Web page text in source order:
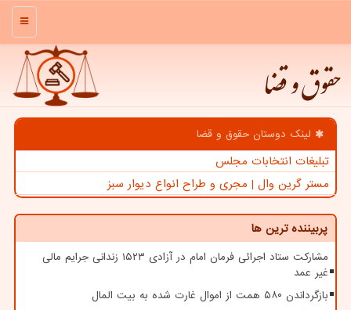
منو
حقوق و قضا
لینک دوستان حقوق و قضا
تبلیغات انتخابات مجلس
مستر گرین وال | مجری و طراح انواع دیوار سبز
پربیننده ترین ها
مشارکت ستاد اجرائی فرمان امام در آزادی ۱۵۲۳ زندانی جرایم مالی
غیر عمد
بازگرداندن ۵۸۰ همت از اموال غارت شده به بیت المال